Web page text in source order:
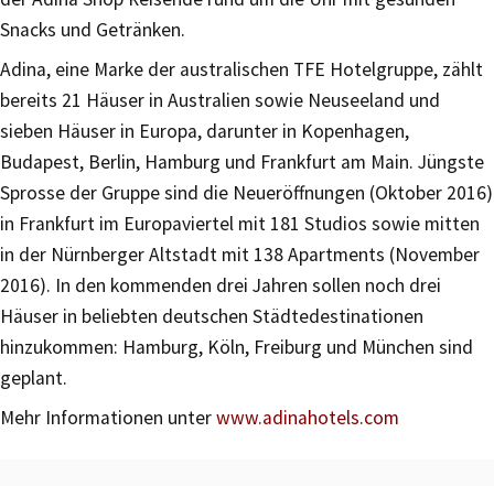
Snacks und Getränken.
Adina, eine Marke der australischen TFE Hotelgruppe, zählt
bereits 21 Häuser in Australien sowie Neuseeland und
sieben Häuser in Europa, darunter in Kopenhagen,
Budapest, Berlin, Hamburg und Frankfurt am Main. Jüngste
Sprosse der Gruppe sind die Neueröffnungen (Oktober 2016)
in Frankfurt im Europaviertel mit 181 Studios sowie mitten
in der Nürnberger Altstadt mit 138 Apartments (November
2016). In den kommenden drei Jahren sollen noch drei
Häuser in beliebten deutschen Städtedestinationen
hinzukommen: Hamburg, Köln, Freiburg und München sind
geplant.
Mehr Informationen unterwww.adinahotels.com